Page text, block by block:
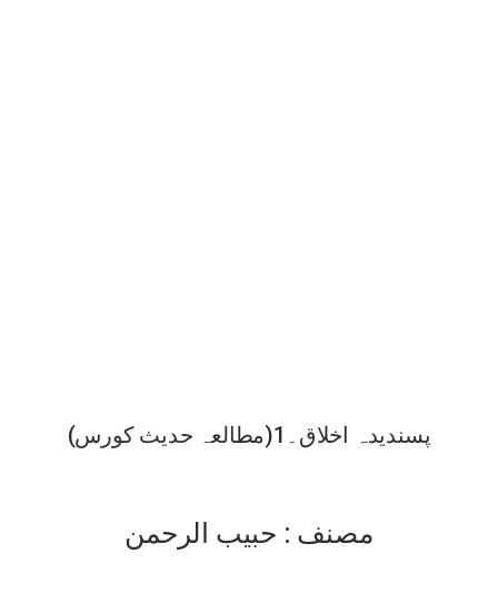
پسندیدہ اخلاق۔1(مطالعہ حدیث کورس)
مصنف : حبیب الرحمن